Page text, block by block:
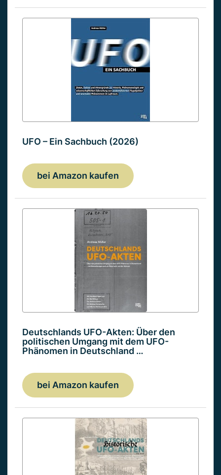
UFO – Ein Sachbuch (2026)
bei Amazon kaufen
Deutschlands UFO-Akten: Über den
politischen Umgang mit dem UFO-
Phänomen in Deutschland …
bei Amazon kaufen